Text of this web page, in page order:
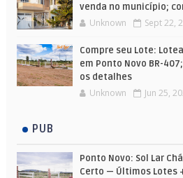
venda no município;
Unknown Sept 22,
Compre seu Lote:
em Ponto Novo BR-
os detalhes
Unknown Jun 25,
PUB
Ponto Novo: Sol Lar
Certo — Últimos Lotes